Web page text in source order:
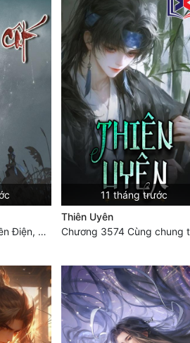
Chương 3143 U Tuyền Điện, U Minh dị tượng bách quỷ dạ hành
11 tháng trước
Thiên Uyên